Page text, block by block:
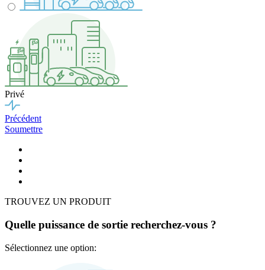
Privé
Précédent
Soumettre
TROUVEZ UN PRODUIT
Quelle puissance de sortie recherchez-vous ?
Sélectionnez une option: